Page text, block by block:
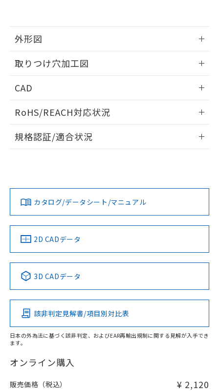
外形図
取りつけ穴加工図
CAD
ドすることができます。
ログイン/会員登録
ダウンロードデータをご利用いただく前に、以下を必ずお読
みください。
ソフトウェアの使用条件
RoHS/REACH対応状況
EU RoHS 注意事項・凡例
対応済み
中国 RoHS 注意事項・凡例
Pb Hg Cd Cr(VI)
O
在庫等で未対応品が混在する可能性があります。
問い合わせください。
規格認証/適合状況
カタログ/データシート/マニュアル
2D CADデータ
3D CADデータ
該非判定見解書/項目別対比表
日本の外為法に基づく該非判定、およびEAR再輸出規制に関する見解が入手でき
ます。
オンライン購入
販売価格（税込） ¥ 2,120
品・サービスに関するお客様との取
の共同利用に関して"
用者の範囲」に記載されている法人を
EU RoHS指令（10物質）の非含有証明書
51物質の非含有証明書（当社基準）
※本証明書は発行日時点で非含有を証明す
物質の対応では、対応完了までの期間は出
荷製品に未対応品が混在することから備考
欄に対応日を記載しておりました。
既に当社にて対応品への在庫切替を完了